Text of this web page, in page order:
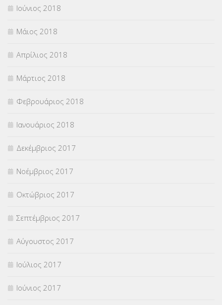
Ιούνιος 2018
Μάιος 2018
Απρίλιος 2018
Μάρτιος 2018
Φεβρουάριος 2018
Ιανουάριος 2018
Δεκέμβριος 2017
Νοέμβριος 2017
Οκτώβριος 2017
Σεπτέμβριος 2017
Αύγουστος 2017
Ιούλιος 2017
Ιούνιος 2017